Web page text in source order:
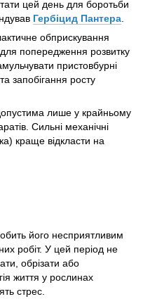
цей день для боротьби
Гербіцид Пантера
обприскування
попередження розвитку
пристовбурні
запобігання росту
лише у крайньому
Сильні механічні
краще відкласти на
його несприятливим
робіт. У цей період не
обрізати або
життя у рослинах
стрес.